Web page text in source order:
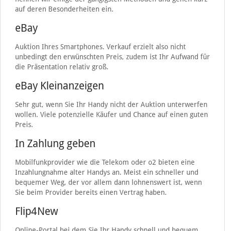
auf deren Besonderheiten ein.
eBay
Auktion Ihres Smartphones. Verkauf erzielt also nicht
unbedingt den erwünschten Preis, zudem ist Ihr Aufwand für
die Präsentation relativ groß.
eBay Kleinanzeigen
Sehr gut, wenn Sie Ihr Handy nicht der Auktion unterwerfen
wollen. Viele potenzielle Käufer und Chance auf einen guten
Preis.
In Zahlung geben
Mobilfunkprovider wie die Telekom oder o2 bieten eine
Inzahlungnahme alter Handys an. Meist ein schneller und
bequemer Weg, der vor allem dann lohnenswert ist, wenn
Sie beim Provider bereits einen Vertrag haben.
Flip4New